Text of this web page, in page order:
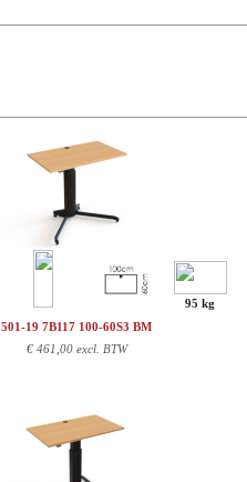
95 kg
501-19 7B117 100-60S3 BM
€ 461,00 excl. BTW